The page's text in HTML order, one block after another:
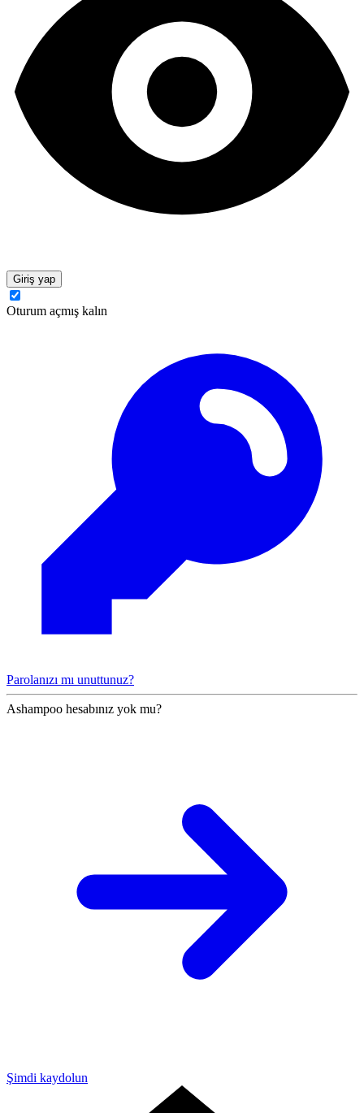
Giriş yap
Oturum açmış kalın
Parolanızı mı unuttunuz?
Ashampoo hesabınız yok mu?
Şimdi kaydolun